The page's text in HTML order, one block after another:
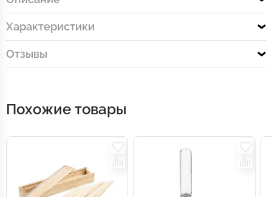
Характеристики
Отзывы
Похожие товары